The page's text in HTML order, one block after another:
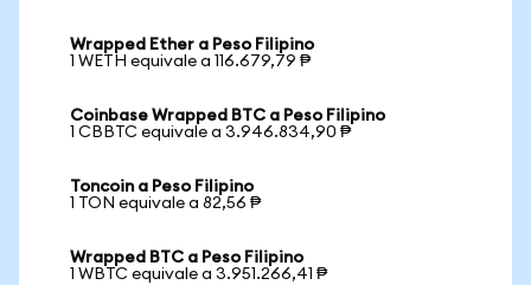
Wrapped Ether a Peso Filipino
1 WETH equivale a 116.679,79 ₱
Coinbase Wrapped BTC a Peso Filipino
1 CBBTC equivale a 3.946.834,90 ₱
Toncoin a Peso Filipino
1 TON equivale a 82,56 ₱
Wrapped BTC a Peso Filipino
1 WBTC equivale a 3.951.266,41 ₱